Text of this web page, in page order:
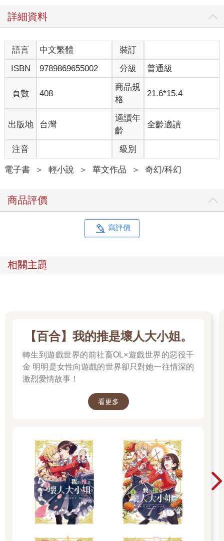
詳細資料
語言 中文繁體
裝訂
ISBN
9789869655002 分級 普通級
頁數 408
商品規
格
21.6*15.4
出版地 台灣
適讀年
齡
全齡適讀
注音 級別
電子書 ＞ 輕小說 ＞ 華文作品 ＞ 奇幻/科幻
商品評價
寫評價
相關主題
【百合】我的推是壞人大小姐。
轉生到遊戲世界的前社畜OL×遊戲世界的惡役千
金 明明是女性向遊戲的世界卻只對她一往情深的
激烈愛情故事！
看更多